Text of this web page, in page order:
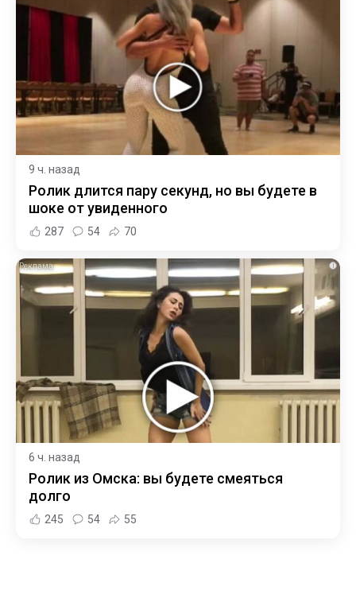
9 ч. назад
Ролик длится пару секунд, но вы будете в
шоке от увиденного
287 54 70
i
6 ч. назад
Ролик из Омска: вы будете смеяться
долго
245 54 55